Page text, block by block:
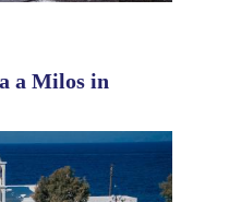
a Milos in